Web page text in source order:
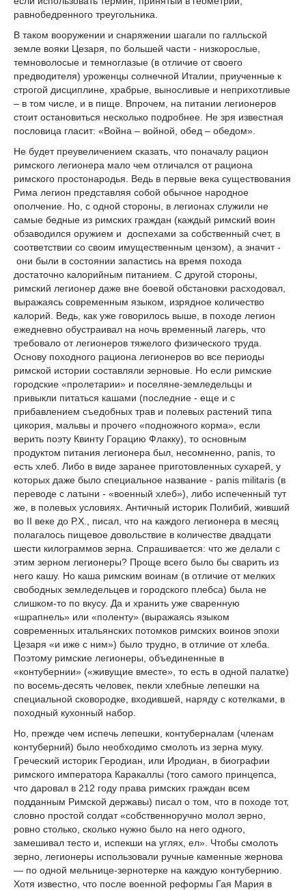
равнобедренного треугольника.
В таком вооружении и снаряжении шагали по галльской
земле вояки Цезаря, по большей части - низкорослые,
темноволосые и темноглазые (в отличие от своего
предводителя) уроженцы солнечной Италии, приученные к
строгой дисциплине, храбрые, выносливые и неприхотливые
– в том числе, и в пище. Впрочем, на питании легионеров
стоит остановиться несколько подробнее. Не зря известная
пословица гласит: «Война – войной, обед – обедом».
Не будет преувеличением сказать, что поначалу рацион
римского легионера мало чем отличался от рациона
римского простонародья. Ведь в первые века существования
Рима легион представляя собой обычное народное
ополчение. Но, с одной стороны, в легионах служили не
самые бедные из римских граждан (каждый римский воин
обзаводился оружием и доспехами за собственный счет, в
соответствии со своим имущественным цензом), а значит -
они были в состоянии запастись на время похода
достаточно калорийным питанием. С другой стороны,
римский легионер даже вне боевой обстановки расходовал,
выражаясь современным языком, изрядное количество
калорий. Ведь, как уже говорилось выше, в походе легион
ежедневно обустраивал на ночь временный лагерь, что
требовало от легионеров тяжелого физического труда.
Основу походного рациона легионеров во все периоды
римской истории составляли зерновые. Но если римские
городские «пролетарии» и поселяне-земледельцы и
привыкли питаться кашами (последние - еще и с
прибавлением съедобных трав и полевых растений типа
цикория, мальвы и прочего «подножного корма», если
верить поэту Квинту Горацию Флакку), то основным
продуктом питания легионера был, несомненно, panis, то
есть хлеб. Либо в виде заранее приготовленных сухарей, у
которых даже было специальное название - panis militaris (в
переводе с латыни - «военный хлеб»), либо испеченный тут
же, в полевых условиях. Античный историк Полибий, живший
во II веке до Р.Х., писал, что на каждого легионера в месяц
полагалось пищевое довольствие в количестве двадцати
шести килограммов зерна. Спрашивается: что же делали с
этим зерном легионеры? Проще всего было бы сварить из
него кашу. Но каша римским воинам (в отличие от мелких
свободных земледельцев и городского плебса) была не
слишком-то по вкусу. Да и хранить уже сваренную
«шрапнель» или «поленту» (выражаясь языком
современных итальянских потомков римских воинов эпохи
Цезаря «и иже с ним») было трудно, в отличие от хлеба.
Поэтому римские легионеры, объединенные в
«контубернии» («живущие вместе», то есть в одной палатке)
по восемь-десять человек, пекли хлебные лепешки на
специальной сковородке, входившей, наряду с котелками, в
походный кухонный набор.
Но, прежде чем испечь лепешки, контуберналам (членам
контуберний) было необходимо смолоть из зерна муку.
Греческий историк Геродиан, или Иродиан, в биографии
римского императора Каракаллы (того самого принцепса,
что даровал в 212 году права римских граждан всем
подданным Римской державы) писал о том, что в походе тот,
словно простой солдат «собственноручно молол зерно,
ровно столько, сколько нужно было на него одного,
замешивал тесто и, испекши на углях, ел». Чтобы смолоть
зерно, легионеры использовали ручные каменные жернова
— по одной мельнице-зернотерке на каждую контубернию.
Хотя известно, что после военной реформы Гая Мария в